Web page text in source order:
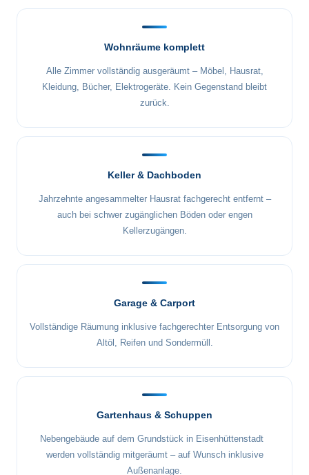
Wohnräume komplett
Alle Zimmer vollständig ausgeräumt – Möbel, Hausrat,
Kleidung, Bücher, Elektrogeräte. Kein Gegenstand bleibt
zurück.
Keller & Dachboden
Jahrzehnte angesammelter Hausrat fachgerecht entfernt –
auch bei schwer zugänglichen Böden oder engen
Kellerzugängen.
Garage & Carport
Vollständige Räumung inklusive fachgerechter Entsorgung von
Altöl, Reifen und Sondermüll.
Gartenhaus & Schuppen
Nebengebäude auf dem Grundstück in Eisenhüttenstadt
werden vollständig mitgeräumt – auf Wunsch inklusive
Außenanlage.